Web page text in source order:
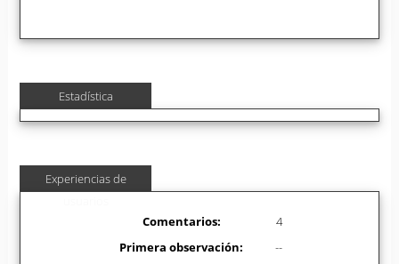
Estadística
Experiencias de
Comentarios:
4
Primera observación:
--